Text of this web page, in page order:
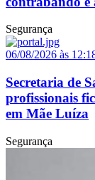
Segurança
06/08/2026 às
Secretaria de
profissionais
em Mãe Luíza
Segurança